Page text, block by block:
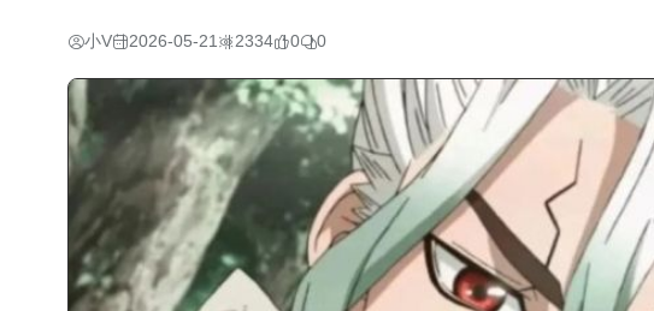
小V 2026-05-21 2334 0 0